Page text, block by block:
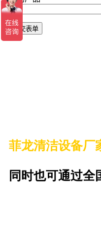
菲龙清洁设备厂
同时也可通过全